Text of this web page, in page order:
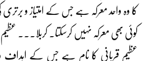
کا وہ واحد معرکہ ہے جس کے امتیاز و برتری
کوئی بھی معرکہ نہیں کرسکتا۔ کربلا۔۔۔
عظیم قربانی کا نام ہے جس کے اہداف و